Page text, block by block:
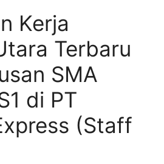
Kerja
Terbaru
SMA
di PT
(Staff